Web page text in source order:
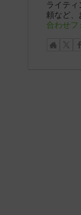
ライテ
頼など、
合わせフ